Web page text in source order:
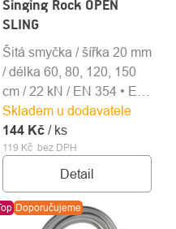
Singing Rock OPEN
SLING
Skladem u dodavatele
119 Kč bez DPH
144 Kč / ks
Detail
Šitá smyčka / šířka 20 mm
/ délka 60, 80, 120, 150
cm / 22 kN / EN 354 • EN
566 • EN 795B
Doporučujeme